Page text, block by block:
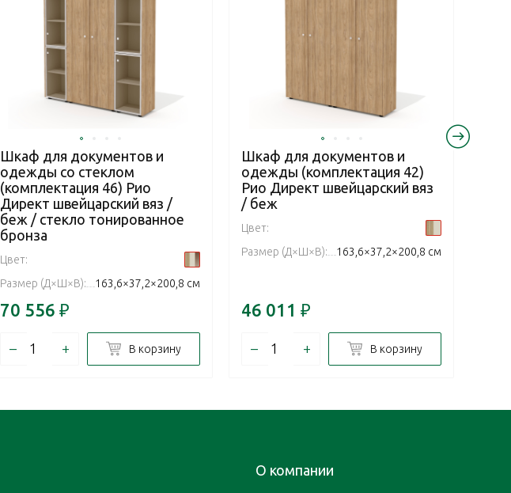
Шкаф для документов и
одежды со стеклом
(комплектация 46) Рио
Директ швейцарский вяз /
беж / стекло тонированное
бронза
Цвет:
Размер (Д×Ш×В):
163,6×37,2×200,8 см
70 556 ₽
– + В корзину
Шкаф для документов и
одежды (комплектация 42)
Рио Директ швейцарский вяз
/ беж
Цвет:
Размер (Д×Ш×В):
163,6×37,2×200,8 см
46 011 ₽
– + В корзину
О компании